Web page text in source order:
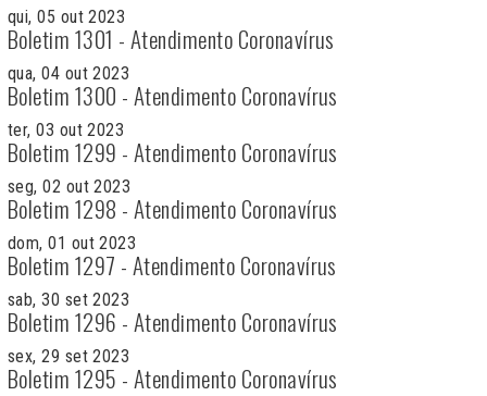
qui, 05 out 2023
Boletim 1301 - Atendimento Coronavírus
qua, 04 out 2023
Boletim 1300 - Atendimento Coronavírus
ter, 03 out 2023
Boletim 1299 - Atendimento Coronavírus
seg, 02 out 2023
Boletim 1298 - Atendimento Coronavírus
dom, 01 out 2023
Boletim 1297 - Atendimento Coronavírus
sab, 30 set 2023
Boletim 1296 - Atendimento Coronavírus
sex, 29 set 2023
Boletim 1295 - Atendimento Coronavírus